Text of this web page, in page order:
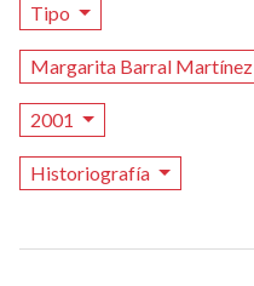
Tipo
Margarita Barral Martínez
2001
Historiografía